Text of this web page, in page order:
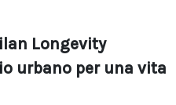
Longevity
urbano per una vita